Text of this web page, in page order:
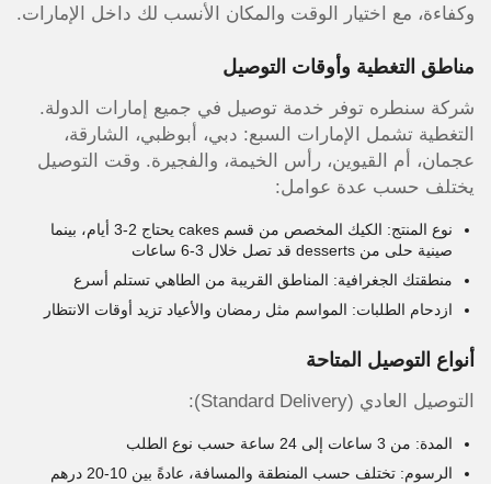
وكفاءة، مع اختيار الوقت والمكان الأنسب لك داخل الإمارات.
مناطق التغطية وأوقات التوصيل
شركة سنطره توفر خدمة توصيل في جميع إمارات الدولة.
التغطية تشمل الإمارات السبع: دبي، أبوظبي، الشارقة،
عجمان، أم القيوين، رأس الخيمة، والفجيرة. وقت التوصيل
يختلف حسب عدة عوامل:
نوع المنتج: الكيك المخصص من قسم cakes يحتاج 2-3 أيام، بينما
صينية حلى من desserts قد تصل خلال 3-6 ساعات
منطقتك الجغرافية: المناطق القريبة من الطاهي تستلم أسرع
ازدحام الطلبات: المواسم مثل رمضان والأعياد تزيد أوقات الانتظار
أنواع التوصيل المتاحة
التوصيل العادي (Standard Delivery):
المدة: من 3 ساعات إلى 24 ساعة حسب نوع الطلب
الرسوم: تختلف حسب المنطقة والمسافة، عادةً بين 10-20 درهم